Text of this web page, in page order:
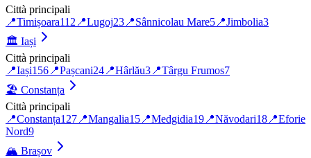
Città principali
📍Timișoara112 📍Lugoj23 📍Sânnicolau Mare5 📍Jimbolia3
🏛️ Iași
Città principali
📍Iași156 📍Pașcani24 📍Hârlău3 📍Târgu Frumos7
🏖️ Constanța
Città principali
📍Constanța127 📍Mangalia15 📍Medgidia19 📍Năvodari18 📍Eforie
Nord9
🏔️ Brașov